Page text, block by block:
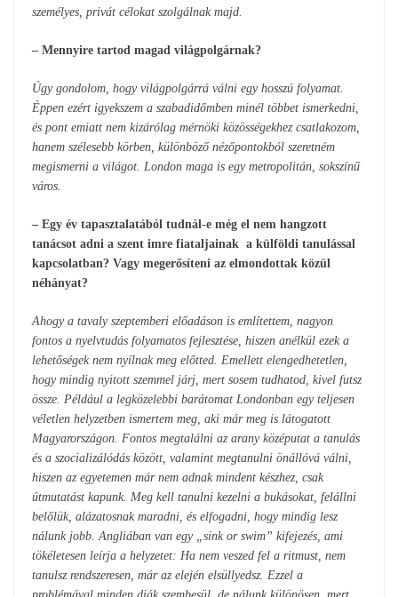
személyes, privát célokat szolgálnak majd.
– Mennyire tartod magad világpolgárnak?
Úgy gondolom, hogy világpolgárrá válni egy hosszú folyamat.
Éppen ezért igyekszem a szabadidőmben minél többet ismerkedni,
és pont emiatt nem kizárólag mérnöki közösségekhez csatlakozom,
hanem szélesebb körben, különböző nézőpontokból szeretném
megismerni a világot. London maga is egy metropolitán, sokszínű
város.
– Egy év tapasztalatából tudnál-e még el nem hangzott
tanácsot adni a szent imre fiataljainak a külföldi tanulással
kapcsolatban? Vagy megerősíteni az elmondottak közül
néhányat?
Ahogy a tavaly szeptemberi előadáson is említettem, nagyon
fontos a nyelvtudás folyamatos fejlesztése, hiszen anélkül ezek a
lehetőségek nem nyílnak meg előtted. Emellett elengedhetetlen,
hogy mindig nyitott szemmel járj, mert sosem tudhatod, kivel futsz
össze. Például a legközelebbi barátomat Londonban egy teljesen
véletlen helyzetben ismertem meg, aki már meg is látogatott
Magyarországon. Fontos megtalálni az arany középutat a tanulás
és a szocializálódás között, valamint megtanulni önállóvá válni,
hiszen az egyetemen már nem adnak mindent készhez, csak
útmutatást kapunk. Meg kell tanulni kezelni a bukásokat, felállni
belőlük, alázatosnak maradni, és elfogadni, hogy mindig lesz
nálunk jobb. Angliában van egy „sink or swim” kifejezés, ami
tökéletesen leírja a helyzetet: Ha nem veszed fel a ritmust, nem
tanulsz rendszeresen, már az elején elsüllyedsz. Ezzel a